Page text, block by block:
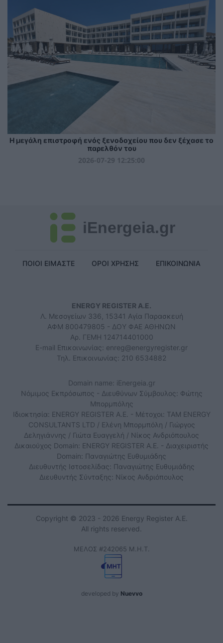
Η μεγάλη επιστροφή ενός ξενοδοχείου που δεν ξέχασε το
παρελθόν του
2026-07-29 12:25:00
iEnergeia.gr
ΠΟΙΟΙ ΕΙΜΑΣΤΕ ΟΡΟΙ ΧΡΗΣΗΣ ΕΠΙΚΟΙΝΩΝΙΑ
ENERGY REGISTER Α.Ε.
Λ. Μεσογείων 336, 15341 Αγία Παρασκευή
ΑΦΜ 800479805 - ΔΟΥ ΦΑΕ ΑΘΗΝΩΝ
Αρ. ΓΕΜΗ 124714401000
E-mail Επικοινωνίας: enreg@energyregister.gr
Τηλ. Επικοινωνίας: 210 6534882
Domain name: iEnergeia.gr
Νόμιμος Εκπρόσωπος - Διευθύνων Σύμβουλος: Φώτης
Μπορμπόλης
Ιδιοκτησία: ENERGY REGISTER Α.Ε. - Μέτοχοι: TAM ENERGY
CONSULTANTS LTD / Ελένη Μπορμπόλη / Γιώργος
Δεληγιάννης / Γιώτα Ευαγγελή / Νίκος Ανδριόπουλος
Δικαιούχος Domain: ENERGY REGISTER Α.Ε. - Διαχειριστής
Domain: Παναγιώτης Ευθυμιάδης
Διευθυντής Ιστοσελίδας: Παναγιώτης Ευθυμιάδης
Διευθυντής Σύνταξης: Νίκος Ανδριόπουλος
Copyright © 2023 - 2026 Energy Register Α.Ε.
All rights reserved.
ΜΕΛΟΣ #242065 Μ.Η.Τ.
developed by Nuevvo